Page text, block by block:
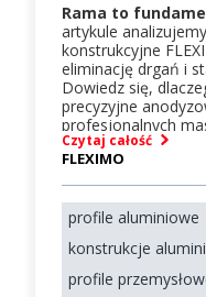
Rama to
artykule
konstrukcyjne
eliminację drgań i
Dowiedz się,
precyzyjne
profesjonalnych
Voron czy RatRig.
pozwoli Twojej
potrzebami.
aluminiowe
szybkości.
Czytaj całość
FLEXIMO
profile aluminiowe
konstrukcje
profile